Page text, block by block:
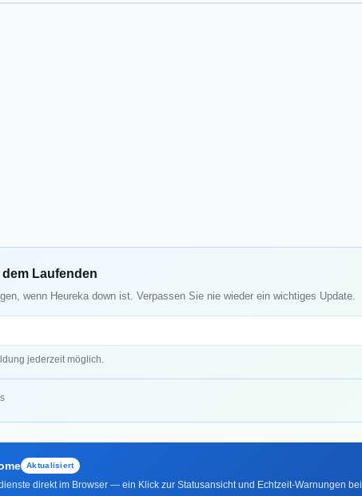
Laufenden
wenn Heureka down ist. Verpassen Sie nie wieder ein wichtiges Update.
jederzeit möglich.
Aktualisiert
direkt im Browser — ein Klick zur Statusansicht und Echtzeit-Warnungen bei